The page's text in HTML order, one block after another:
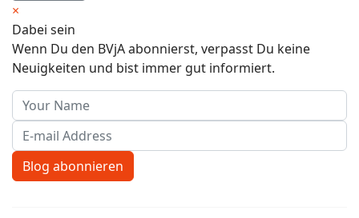
×
Dabei sein
Wenn Du den BVjA abonnierst, verpasst Du keine
Neuigkeiten und bist immer gut informiert.
Your Name
E-mail Address
Blog abonnieren